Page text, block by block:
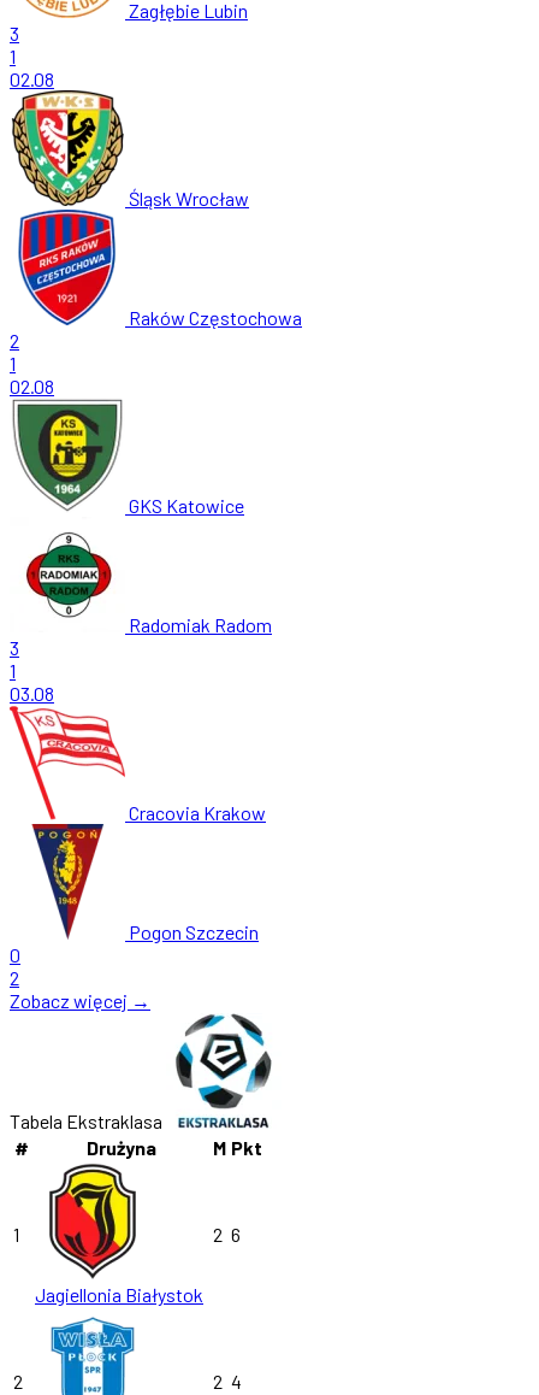
Zagłębie Lubin
3
1
02.08
Śląsk Wrocław
Raków Częstochowa
2
1
02.08
GKS Katowice
Radomiak Radom
3
1
03.08
Cracovia Krakow
Pogon Szczecin
0
2
Zobacz więcej →
Tabela Ekstraklasa
#
Drużyna M Pkt
1
Jagiellonia Białystok
2 6
2 2 4